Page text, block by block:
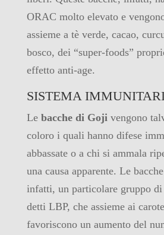
ORAC molto elevato e
assieme a tè verde, cacao,
bosco, dei “super-foods”
effetto anti-age.
SISTEMA
Le bacche di Goji vengono
coloro i quali hanno difese
abbassate o a chi si ammala
una causa apparente. Le
infatti, un particolare gruppo
detti LBP, che assieme ai
favoriscono un aumento del